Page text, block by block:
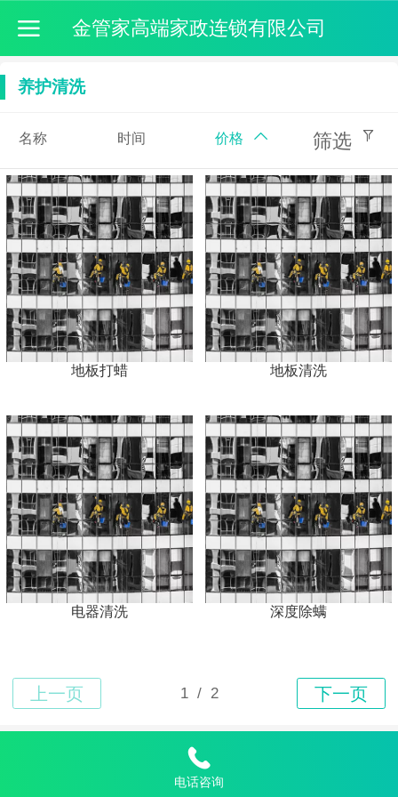
金管家高端家政连锁有限公司
养护清洗
名称 时间 价格 筛选
地板打蜡 地板清洗
电器清洗 深度除螨
电话咨询